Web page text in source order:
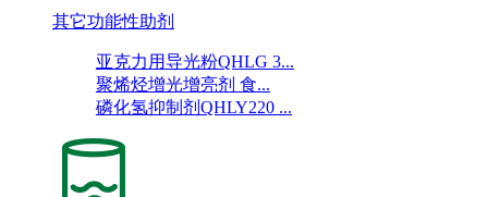
其它功能性助剂
亚克力用导光粉QHLG 3...
聚烯烃增光增亮剂 食...
磷化氢抑制剂QHLY220 ...